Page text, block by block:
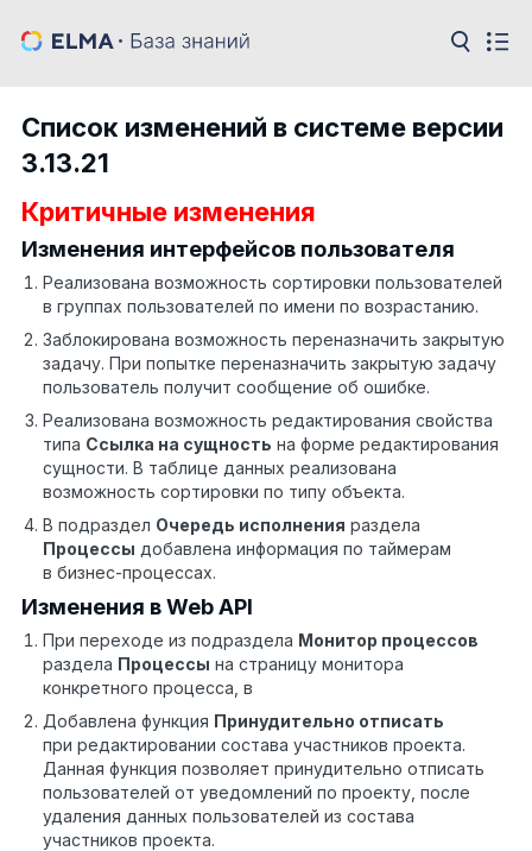
Список изменений в системе версии
3.13.21
Критичные изменения
Изменения интерфейсов пользователя
Реализована возможность сортировки пользователей
в группах пользователей по имени по возрастанию.
Заблокирована возможность переназначить закрытую
задачу. При попытке переназначить закрытую задачу
пользователь получит сообщение об ошибке.
Реализована возможность редактирования свойства
типа Ссылка на сущность на форме редактирования
сущности. В таблице данных реализована
возможность сортировки по типу объекта.
В подраздел Очередь исполнения раздела
Процессы добавлена информация по таймерам
в бизнес-процессах.
Изменения в Web API
При переходе из подраздела Монитор процессов
раздела Процессы на страницу монитора
конкретного процесса, в
Добавлена функция Принудительно отписать
при редактировании состава участников проекта.
Данная функция позволяет принудительно отписать
пользователей от уведомлений по проекту, после
удаления данных пользователей из состава
участников проекта.